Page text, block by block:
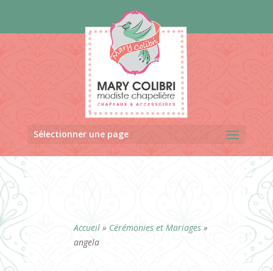
Sélectionner une page
Accueil» Cérémonies et Mariages»
angela